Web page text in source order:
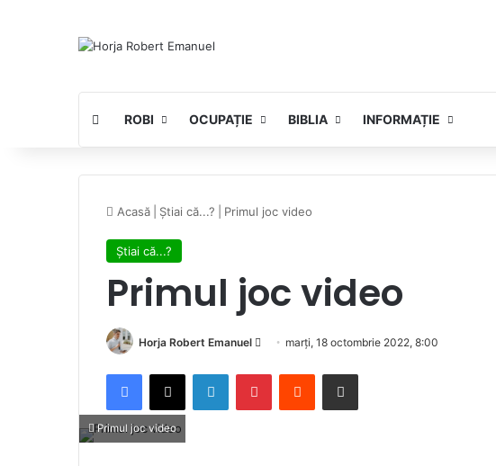
ROBI OCUPAȚIE BIBLIA INFORMAȚIE
Acasă Știai că...? Primul joc video
Știai că...?
Primul joc video
Horja Robert Emanuel
Send marți, 18 octombrie 2022, 8:00
Facebook
X LinkedInPinterestReddit Share via Email
Primul joc video